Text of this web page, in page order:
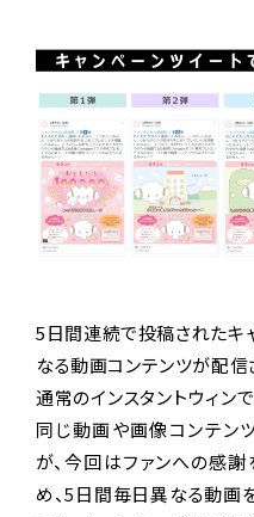
5日間連続で投稿されたキ
なる動画コンテンツが配信
通常のインスタントウィン
同じ動画や画像コンテン
が、今回はファンへの感
め、5日間毎日異なる動画